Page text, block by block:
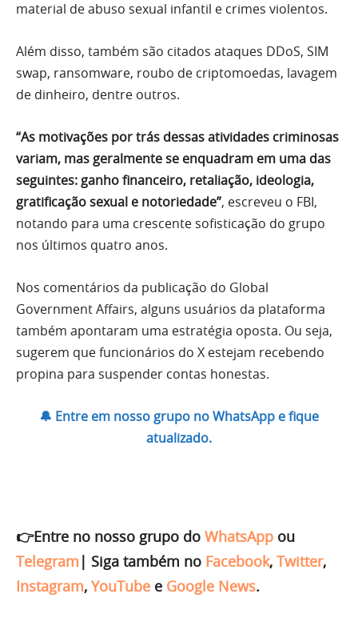
material de abuso sexual infantil e crimes violentos.
Além disso, também são citados ataques DDoS, SIM
swap, ransomware, roubo de criptomoedas, lavagem
de dinheiro, dentre outros.
“As motivações por trás dessas atividades criminosas
variam, mas geralmente se enquadram em uma das
seguintes: ganho financeiro, retaliação, ideologia,
gratificação sexual e notoriedade”, escreveu o FBI,
notando para uma crescente sofisticação do grupo
nos últimos quatro anos.
Nos comentários da publicação do Global
Government Affairs, alguns usuários da plataforma
também apontaram uma estratégia oposta. Ou seja,
sugerem que funcionários do X estejam recebendo
propina para suspender contas honestas.
🔔 Entre em nosso grupo no WhatsApp e fique
atualizado.
👉Entre no nosso grupo do WhatsApp ou
Telegram | Siga também no Facebook, Twitter,
Instagram, YouTube e Google News.